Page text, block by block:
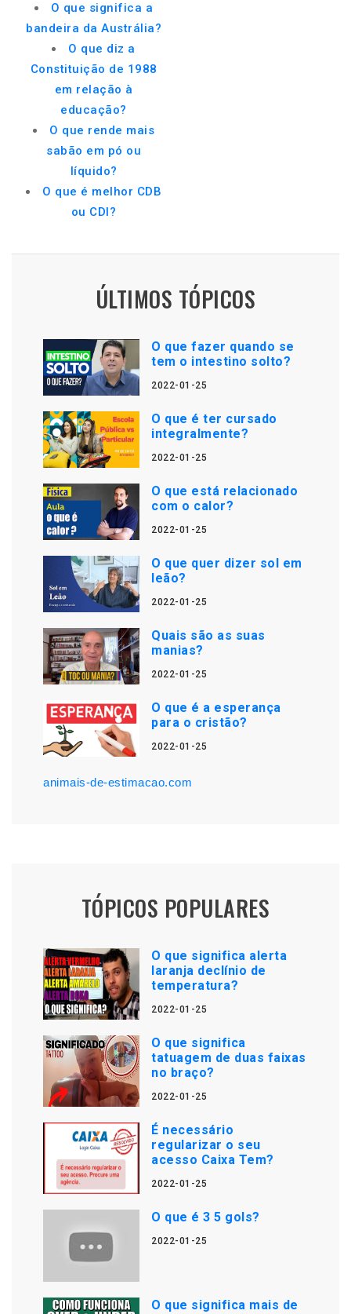
O que significa a
bandeira da Austrália?
O que diz a
Constituição de 1988
em relação à
educação?
O que rende mais
sabão em pó ou
líquido?
O que é melhor CDB
ou CDI?
ÚLTIMOS TÓPICOS
O que fazer quando se
tem o intestino solto?
2022-01-25
O que é ter cursado
integralmente?
2022-01-25
O que está relacionado
com o calor?
2022-01-25
O que quer dizer sol em
leão?
2022-01-25
Quais são as suas
manias?
2022-01-25
O que é a esperança
para o cristão?
2022-01-25
animais-de-estimacao.com
TÓPICOS POPULARES
O que significa alerta
laranja declínio de
temperatura?
2022-01-25
O que significa
tatuagem de duas faixas
no braço?
2022-01-25
É necessário
regularizar o seu
acesso Caixa Tem?
2022-01-25
O que é 3 5 gols?
2022-01-25
O que significa mais de